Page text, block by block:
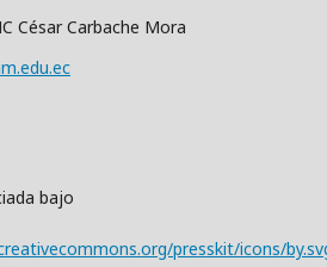
César Carbache Mora
bajo
presskit/icons/